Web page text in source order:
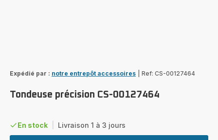
Expédié par : notre entrepôt accessoires Ref: CS-00127464
Tondeuse précision CS-00127464
En stock Livraison 1 à 3 jours